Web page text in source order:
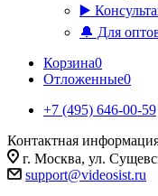
▶️
🔔 Для
Корзина0
Отложенные0
+7 (495) 646-00-59
Контактная
г. Москва, ул.
support@videosist.ru